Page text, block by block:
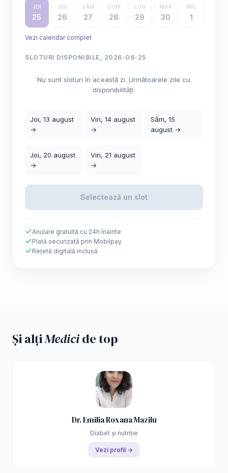
JOI
25
VIN
26
SÂM
27
DUM
28
LUN
29
MAR
30
MIE
1
Vezi calendar complet
SLOTURI DISPONIBILE, 2026-06-25
Nu sunt sloturi în această zi. Următoarele zile cu
disponibilități:
Joi, 13 august
→
Vin, 14 august
→
Sâm, 15
august →
Joi, 20 august
→
Vin, 21 august
→
Selectează un slot
Anulare gratuită cu 24h înainte
Plată securizată prin Mobilpay
Rețetă digitală inclusă
Și alțiMedicide top
Dr. Emilia Roxana Mazilu
Diabet și nutriție
Vezi profil →